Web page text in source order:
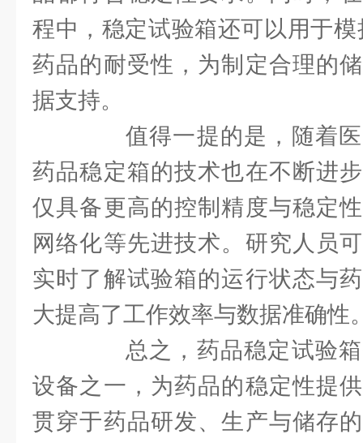
程中，稳定试验箱还可以用于
药品的耐受性，为制定合理的
据支持。
值得一提的是，随着医
药品稳定箱的技术也在不断进
仅具备更高的控制精度与稳定
网络化等先进技术。研究人员
实时了解试验箱的运行状态与
大提高了工作效率与数据准确性
总之，药品稳定试验箱
设备之一，为药品的稳定性提
贯穿于药品研发、生产与储存